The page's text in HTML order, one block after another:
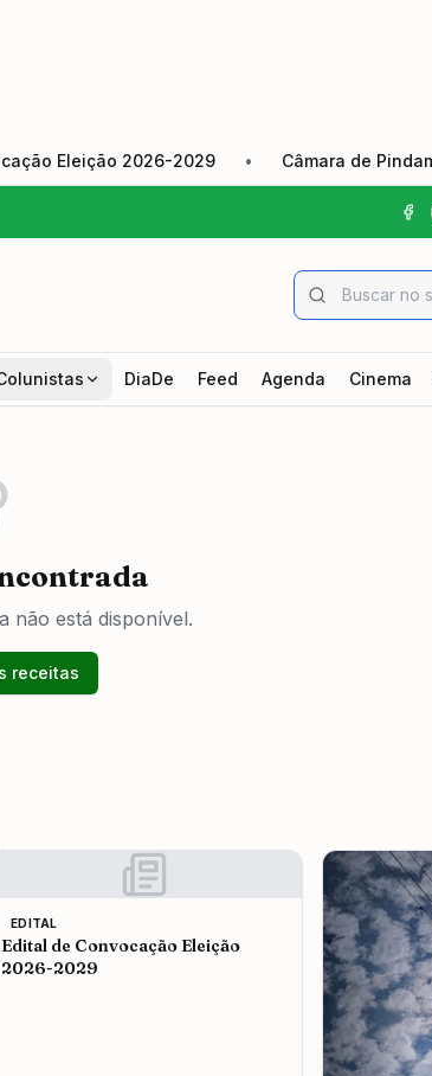
Eleição 2026-2029 • Câmara de
DiaDe Feed Agenda Cinema
não está disponível.
receitas
EDITAL
Edital de Convocação Eleição
2026-2029